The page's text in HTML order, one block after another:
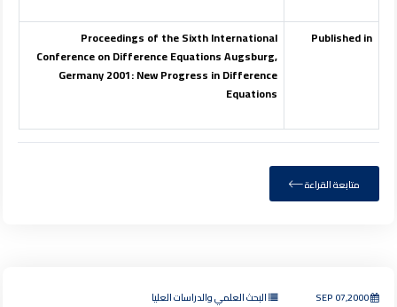
Published in
Proceedings of the Sixth International
Conference on Difference Equations Augsburg,
Germany 2001: New Progress in Difference
Equations
متابعة القراءة
SEP 07,2000 البحث العلمي والدراسات العليا